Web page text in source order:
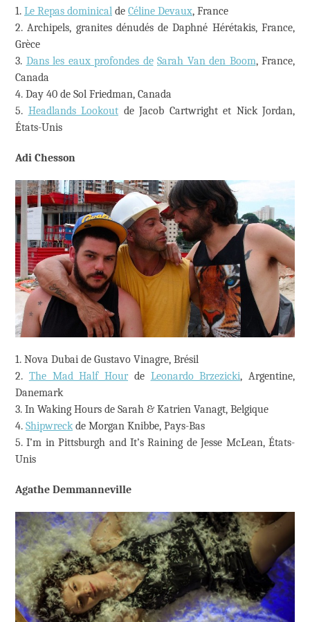
1. Le Repas dominical de Céline Devaux, France
2. Archipels, granites dénudés de Daphné Hérétakis, France,
Grèce
3. Dans les eaux profondes de Sarah Van den Boom, France,
Canada
4. Day 40 de Sol Friedman, Canada
5. Headlands Lookout de Jacob Cartwright et Nick Jordan,
États-Unis
Adi Chesson
1. Nova Dubai de Gustavo Vinagre, Brésil
​2. The Mad Half Hourde Leonardo Brzezicki, Argentine,
Danemark
3. In Waking Hours de Sarah & Katrien Vanagt, Belgique
4. Shipwreckde Morgan Knibbe, Pays-Bas
5. I’m in Pittsburgh and It’s Raining de Jesse McLean, États-
Unis
Agathe Demmanneville